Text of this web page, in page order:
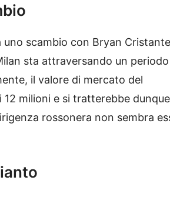
uno scambio con Bryan
sta attraversando un
il valore di mercato del
milioni e si tratterebbe
rossonera non sembra